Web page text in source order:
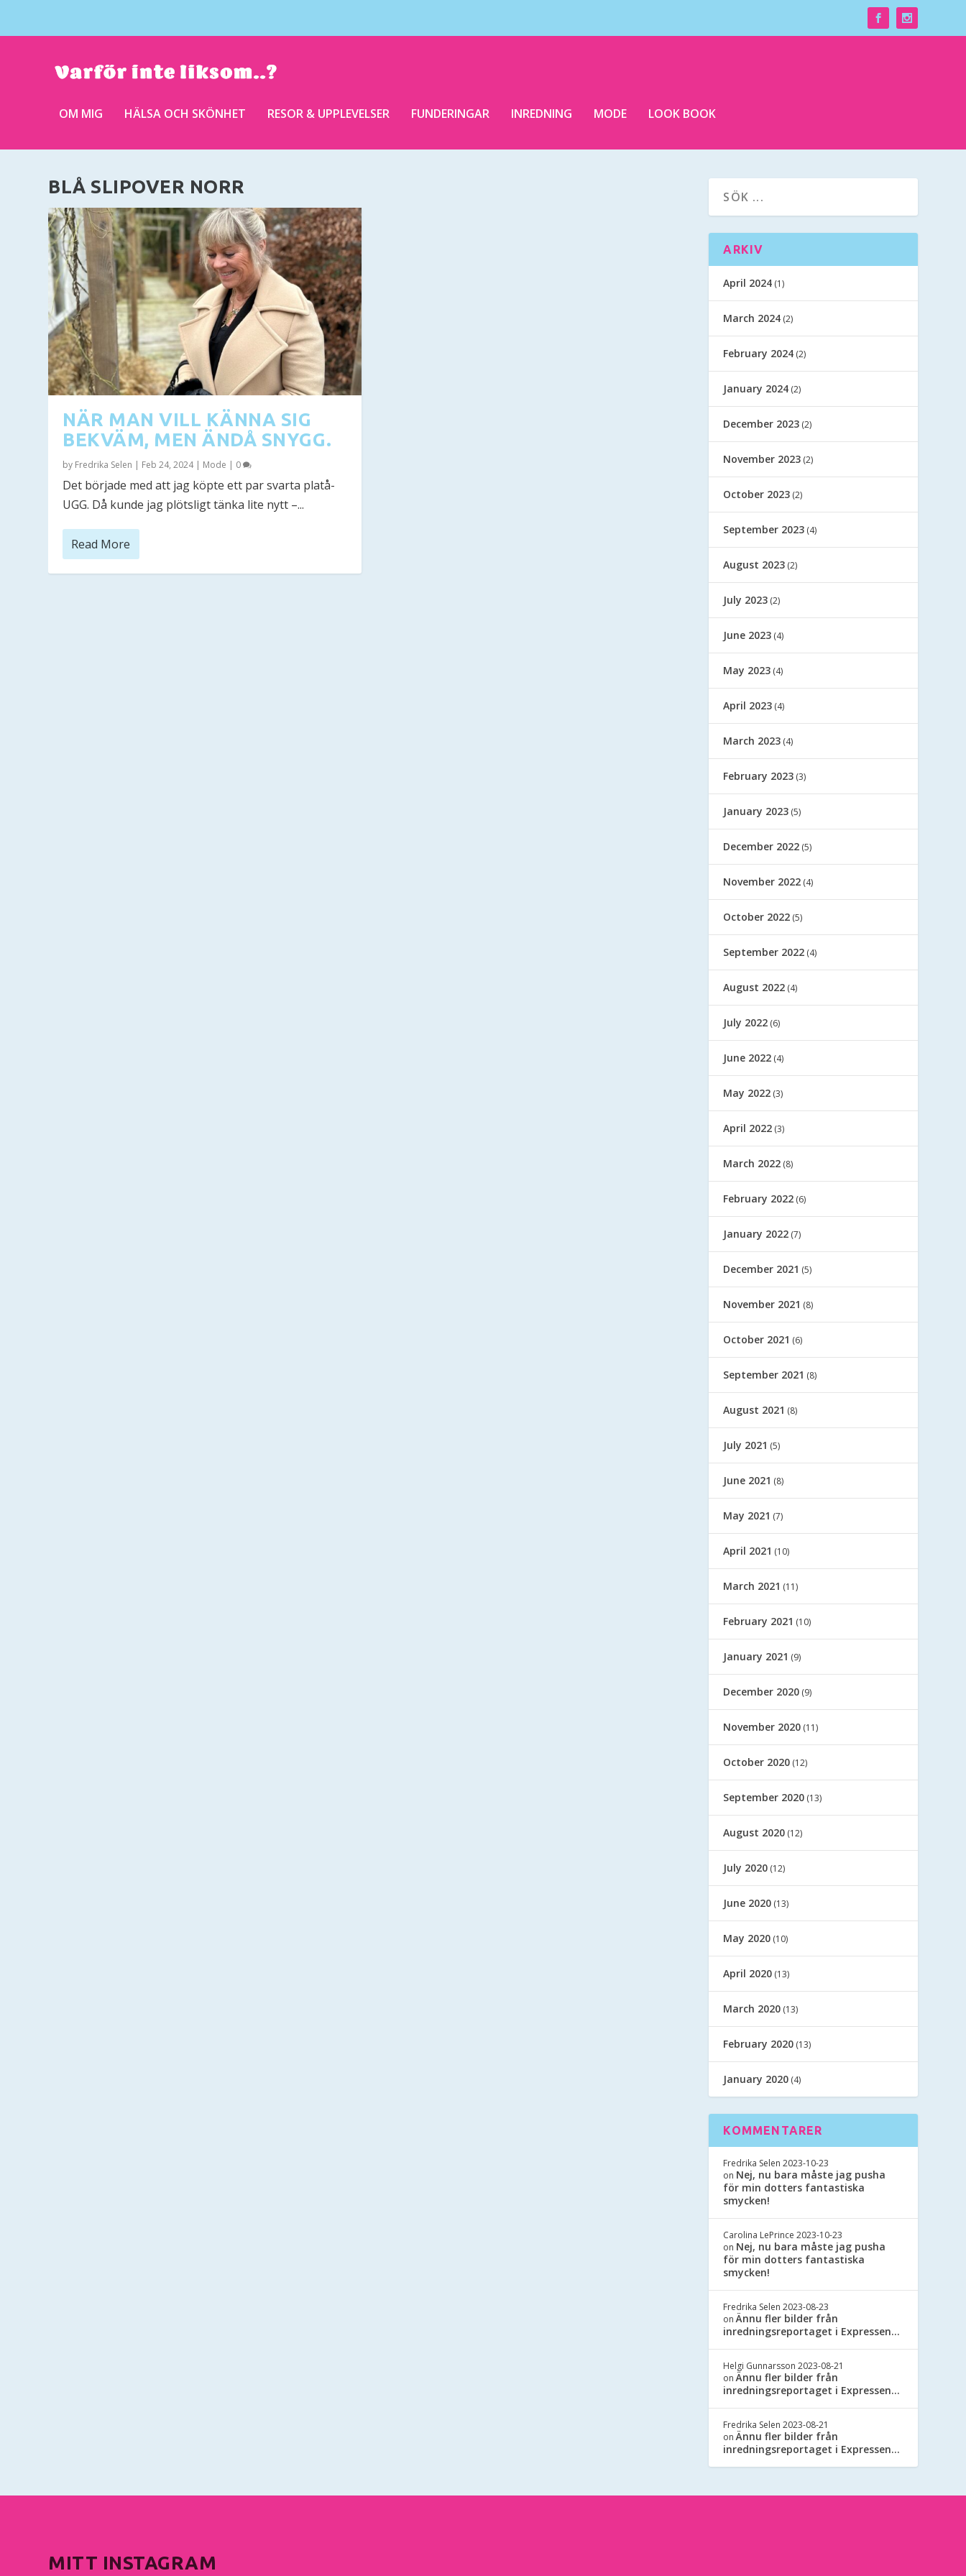
OM MIG HÄLSA OCH SKÖNHET RESOR & UPPLEVELSER FUNDERINGAR INREDNING MODE LOOK BOOK
BLÅ SLIPOVER NORR
NÄR MAN VILL KÄNNA SIG
BEKVÄM, MEN ÄNDÅ SNYGG.
by Fredrika Selen | Feb 24, 2024| Mode | 0
Det började med att jag köpte ett par svarta platå-
UGG. Då kunde jag plötsligt tänka lite nytt –...
Read More
ARKIV
April 2024 (1)
March 2024 (2)
February 2024 (2)
January 2024 (2)
December 2023 (2)
November 2023 (2)
October 2023 (2)
September 2023 (4)
August 2023 (2)
July 2023 (2)
June 2023 (4)
May 2023 (4)
April 2023 (4)
March 2023 (4)
February 2023 (3)
January 2023 (5)
December 2022 (5)
November 2022 (4)
October 2022 (5)
September 2022 (4)
August 2022 (4)
July 2022 (6)
June 2022 (4)
May 2022 (3)
April 2022 (3)
March 2022 (8)
February 2022 (6)
January 2022 (7)
December 2021 (5)
November 2021 (8)
October 2021 (6)
September 2021 (8)
August 2021 (8)
July 2021 (5)
June 2021 (8)
May 2021 (7)
April 2021 (10)
March 2021 (11)
February 2021 (10)
January 2021 (9)
December 2020 (9)
November 2020 (11)
October 2020 (12)
September 2020 (13)
August 2020 (12)
July 2020 (12)
June 2020 (13)
May 2020 (10)
April 2020 (13)
March 2020 (13)
February 2020 (13)
January 2020 (4)
KOMMENTARER
Fredrika Selen 2023-10-23
on Nej, nu bara måste jag pusha
för min dotters fantastiska
smycken!
Carolina LePrince 2023-10-23
on Nej, nu bara måste jag pusha
för min dotters fantastiska
smycken!
Fredrika Selen 2023-08-23
onÄnnu fler bilder från
inredningsreportaget i Expressen…
Helgi Gunnarsson 2023-08-21
onÄnnu fler bilder från
inredningsreportaget i Expressen…
Fredrika Selen 2023-08-21
onÄnnu fler bilder från
inredningsreportaget i Expressen…
MITT INSTAGRAM